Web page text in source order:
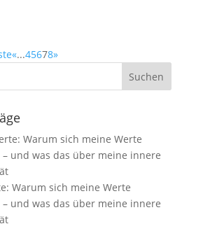
«...45678»
Suchen
Warum sich meine Werte
und was das über meine innere